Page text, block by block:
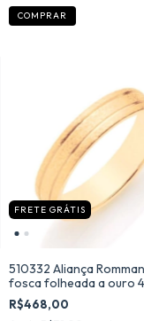
COMPRAR
FRETE GRÁTIS
510332 Aliança
fosca folheada a ouro
R$468,00